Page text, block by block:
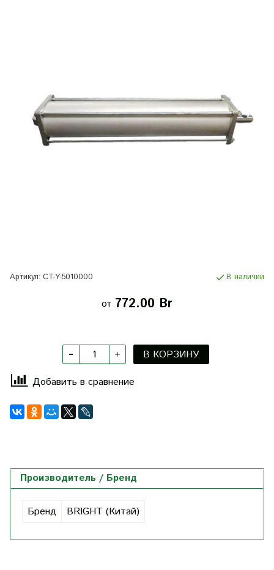
Артикул: CT-Y-5010000 В наличии
от 772.00 Br
В КОРЗИНУ
Добавить в сравнение
Производитель / Бренд
Бренд BRIGHT (Китай)